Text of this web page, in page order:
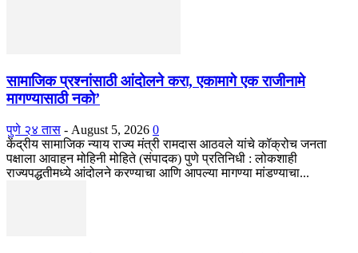
सामाजिक प्रश्नांसाठी आंदोलने करा, एकामागे एक राजीनामे
मागण्यासाठी नको’
पुणे २४ तास - August 5, 2026 0
केंद्रीय सामाजिक न्याय राज्य मंत्री रामदास आठवले यांचे कॉक्रोच जनता
पक्षाला आवाहन मोहिनी मोहिते (संपादक) पुणे प्रतिनिधी : लोकशाही
राज्यपद्धतीमध्ये आंदोलने करण्याचा आणि आपल्या मागण्या मांडण्याचा...